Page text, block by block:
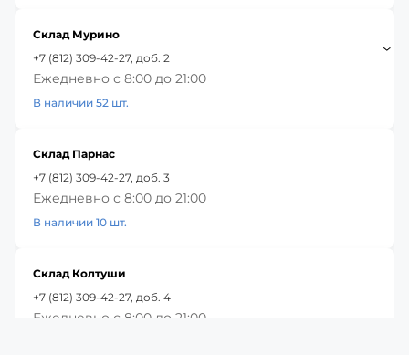
Склад Мурино
+7 (812) 309-42-27, доб. 2
Ежедневно с 8:00 до 21:00
В наличии 52 шт.
Склад Парнас
+7 (812) 309-42-27, доб. 3
Ежедневно с 8:00 до 21:00
В наличии 10 шт.
Склад Колтуши
+7 (812) 309-42-27, доб. 4
Ежедневно с 8:00 до 21:00